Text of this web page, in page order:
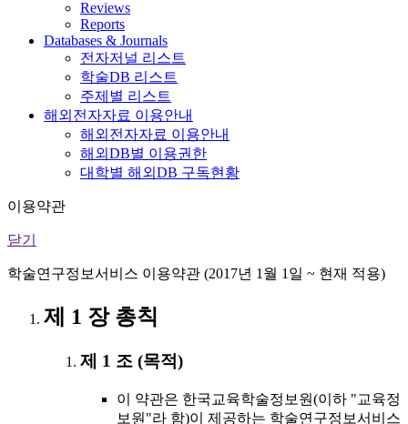
Reviews
Reports
Databases & Journals
전자저널 리스트
학술DB 리스트
주제별 리스트
해외전자자료 이용안내
해외전자자료 이용안내
해외DB별 이용권한
대학별 해외DB 구독현황
이용약관
닫기
학술연구정보서비스 이용약관 (2017년 1월 1일 ~ 현재 적용)
제 1 장 총칙
제 1 조 (목적)
이 약관은 한국교육학술정보원(이하 "교육정
보원"라 함)이 제공하는 학술연구정보서비스